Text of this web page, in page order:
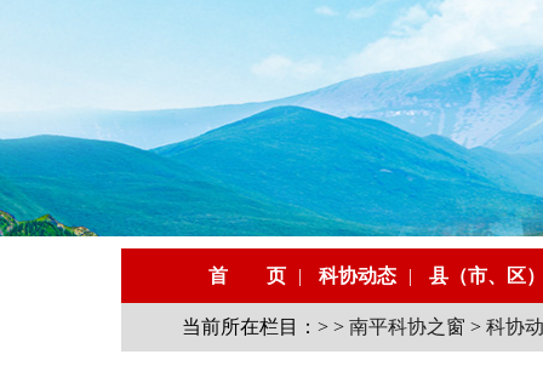
首 页 | 科协动态 | 县（市、区
当前所在栏目：> > 南平科协之窗 > 科协